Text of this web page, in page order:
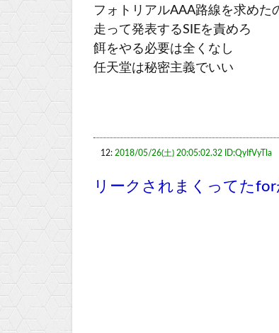
フォトリアルAAA路線を求め
走って発表するSIEを責めろ
餌をやる必要は全くなし
任天堂は秘密主義でいい
12: 2018/05/26(土) 20:05:02.32 ID:QyIfVyTla
リークされまくってた